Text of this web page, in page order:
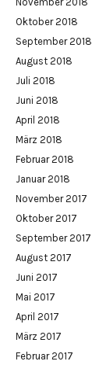
Oktober 2018
September 2018
August 2018
Juli 2018
Juni 2018
April 2018
März 2018
Februar 2018
Januar 2018
November 2017
Oktober 2017
September 2017
August 2017
Juni 2017
Mai 2017
April 2017
März 2017
Februar 2017